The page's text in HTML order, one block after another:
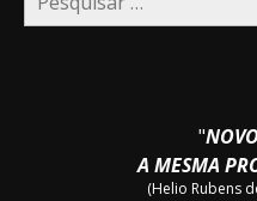
por:
"
A MESMA
(Helio Rubens